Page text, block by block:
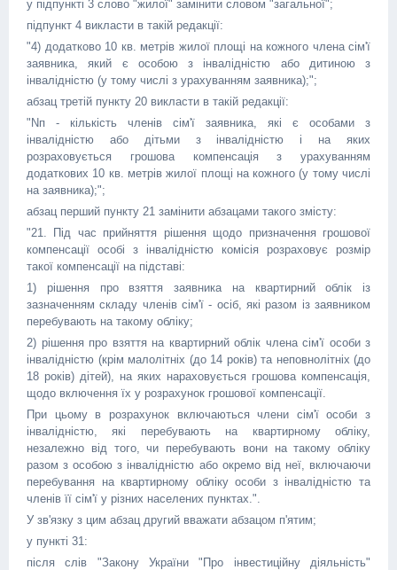
у підпункті 3 слово "жилої" замінити словом "загальної";
підпункт 4 викласти в такій редакції:
"4) додатково 10 кв. метрів жилої площі на кожного члена сім'ї
заявника, який є особою з інвалідністю або дитиною з
інвалідністю (у тому числі з урахуванням заявника);";
абзац третій пункту 20 викласти в такій редакції:
"Nп - кількість членів сім'ї заявника, які є особами з
інвалідністю або дітьми з інвалідністю і на яких
розраховується грошова компенсація з урахуванням
додаткових 10 кв. метрів жилої площі на кожного (у тому числі
на заявника);";
абзац перший пункту 21 замінити абзацами такого змісту:
"21. Під час прийняття рішення щодо призначення грошової
компенсації особі з інвалідністю комісія розраховує розмір
такої компенсації на підставі:
1) рішення про взяття заявника на квартирний облік із
зазначенням складу членів сім'ї - осіб, які разом із заявником
перебувають на такому обліку;
2) рішення про взяття на квартирний облік члена сім'ї особи з
інвалідністю (крім малолітніх (до 14 років) та неповнолітніх (до
18 років) дітей), на яких нараховується грошова компенсація,
щодо включення їх у розрахунок грошової компенсації.
При цьому в розрахунок включаються члени сім'ї особи з
інвалідністю, які перебувають на квартирному обліку,
незалежно від того, чи перебувають вони на такому обліку
разом з особою з інвалідністю або окремо від неї, включаючи
перебування на квартирному обліку особи з інвалідністю та
членів її сім'ї у різних населених пунктах.".
У зв'язку з цим абзац другий вважати абзацом п'ятим;
у пункті 31:
після слів "Закону України "Про інвестиційну діяльність"